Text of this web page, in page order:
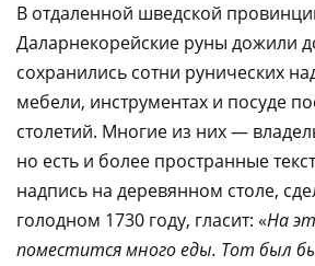
В отдаленной шведской
Даларнекорейские руны дожили
сохранились сотни рунических
мебели, инструментах и посуде
столетий. Многие из них —
но есть и более пространные
надпись на деревянном столе,
голодном 1730 году, гласит: «На
поместится много еды. Тот был